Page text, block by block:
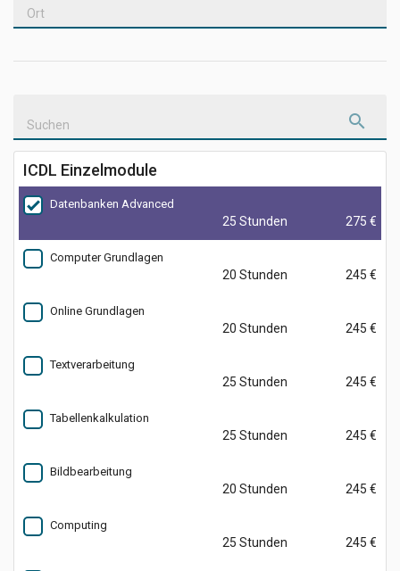
Ort
Suchen
ICDL Einzelmodule
Datenbanken Advanced
25 Stunden 275 €
Computer Grundlagen
20 Stunden 245 €
Online Grundlagen
20 Stunden 245 €
Textverarbeitung
25 Stunden 245 €
Tabellenkalkulation
25 Stunden 245 €
Bildbearbeitung
20 Stunden 245 €
Computing
25 Stunden 245 €